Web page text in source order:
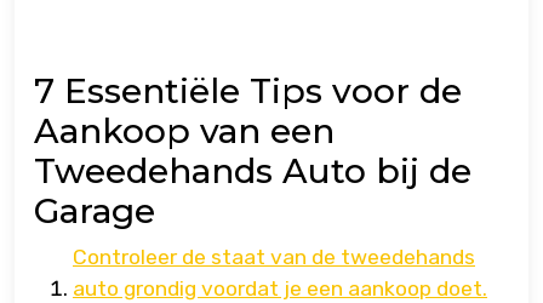
7 Essentiële Tips voor de
Aankoop van een
Tweedehands Auto bij de
Garage
Controleer de staat van de tweedehands
auto grondig voordat je een aankoop doet.